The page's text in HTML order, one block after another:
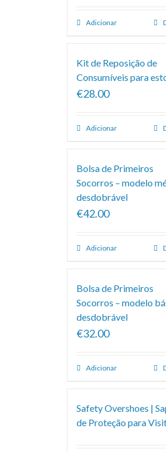
Adicionar
Kit de Reposição de
Consumíveis para
€28.00
Adicionar
Bolsa de Primeiros
Socorros – modelo
desdobrável
€42.00
Adicionar
Bolsa de Primeiros
Socorros – modelo
desdobrável
€32.00
Adicionar
Safety Overshoes |
de Proteção para